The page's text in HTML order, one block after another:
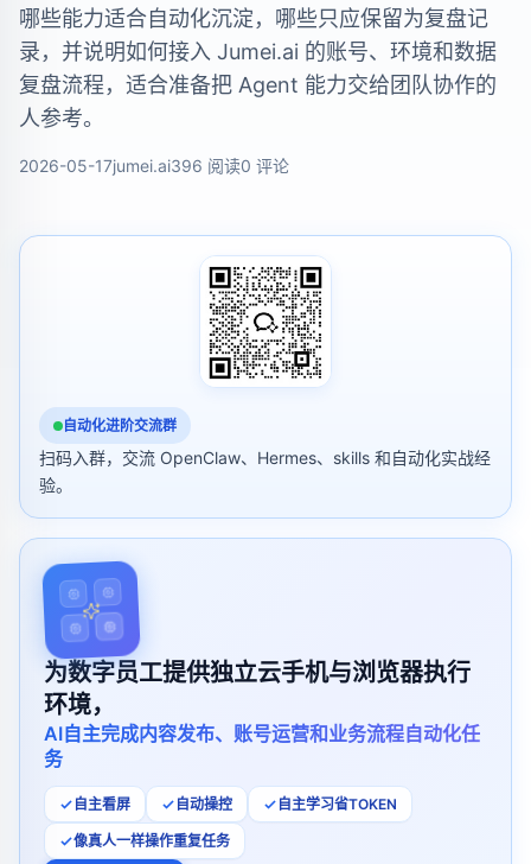
哪些能力适合自动化沉淀，哪些只应保留为复盘记
录，并说明如何接入 Jumei.ai 的账号、环境和数据
复盘流程，适合准备把 Agent 能力交给团队协作的
人参考。
2026-05-17jumei.ai396 阅读0 评论
自动化进阶交流群
扫码入群，交流 OpenClaw、Hermes、skills 和自动化实战经
验。
为数字员工提供独立云手机与浏览器执行
环境，
AI自主完成内容发布、账号运营和业务流程自动化任
务
自主看屏 自动操控 自主学习省TOKEN
像真人一样操作重复任务